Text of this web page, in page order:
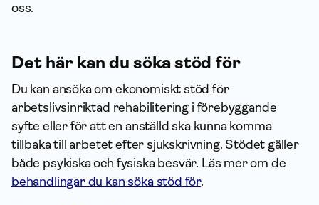
oss.
Det här kan du söka stöd för
Du kan ansöka om ekonomiskt stöd för
arbetslivsinriktad rehabilitering i förebyggande
syfte eller för att en anställd ska kunna komma
tillbaka till arbetet efter sjukskrivning. Stödet gäller
både psykiska och fysiska besvär. Läs mer om de
behandlingar du kan söka stöd för.